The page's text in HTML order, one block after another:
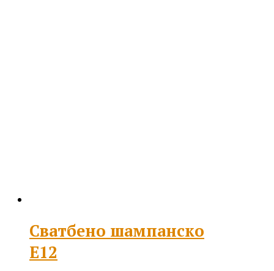
Сватбено шампанско
E12